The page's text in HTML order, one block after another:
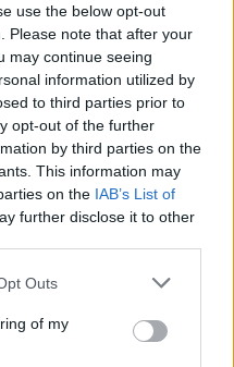
use the below opt-out
Please note that after your
may continue seeing
information utilized by
to third parties prior to
opt-out of the further
by third parties on the
This information may
on the IAB’s List of
further disclose it to other
Outs
of my
a Mourão, Luz e
agosto ao concelho de